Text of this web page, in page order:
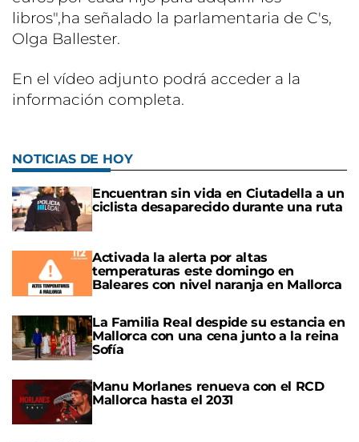
libros",ha señalado la parlamentaria de C's,
Olga Ballester.
En el vídeo adjunto podrá acceder a la
información completa.
NOTICIAS DE HOY
Encuentran sin vida en Ciutadella a un
ciclista desaparecido durante una ruta
Activada la alerta por altas
temperaturas este domingo en
Baleares con nivel naranja en Mallorca
La Familia Real despide su estancia en
Mallorca con una cena junto a la reina
Sofía
Manu Morlanes renueva con el RCD
Mallorca hasta el 2031